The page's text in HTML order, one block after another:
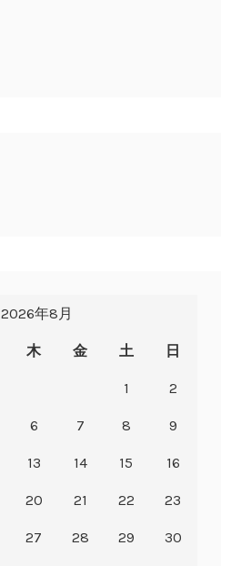
2026年8月
木 金 土 日
1 2
6 7 8 9
13 14 15 16
20 21 22 23
27 28 29 30